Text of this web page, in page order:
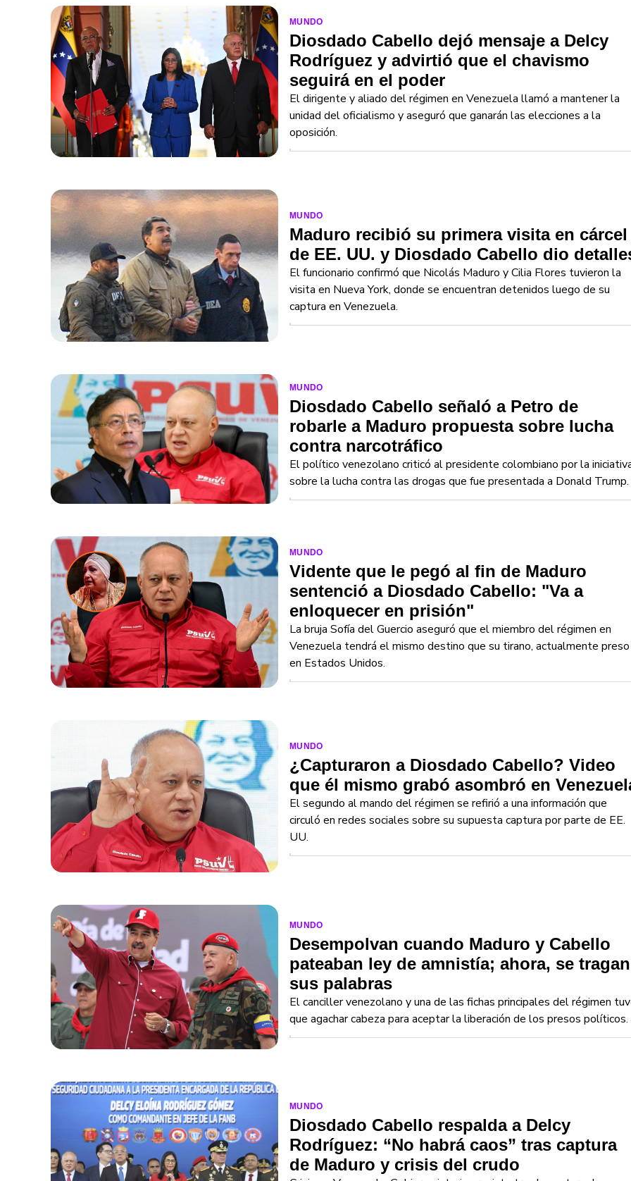
MUNDO
Diosdado Cabello dejó mensaje a Delcy
Rodríguez y advirtió que el chavismo
seguirá en el poder
El dirigente y aliado del régimen en Venezuela llamó a mantener la
unidad del oficialismo y aseguró que ganarán las elecciones a la
oposición.
MUNDO
Maduro recibió su primera visita en cárcel
de EE. UU. y Diosdado Cabello dio
El funcionario confirmó que Nicolás Maduro y Cilia Flores tuvieron la
visita en Nueva York, donde se encuentran detenidos luego de su
captura en Venezuela.
MUNDO
Diosdado Cabello señaló a Petro de
robarle a Maduro propuesta sobre lucha
contra narcotráfico
El político venezolano criticó al presidente colombiano por la
sobre la lucha contra las drogas que fue presentada a Donald Trump.
MUNDO
Vidente que le pegó al fin de Maduro
sentenció a Diosdado Cabello: "Va a
enloquecer en prisión"
La bruja Sofía del Guercio aseguró que el miembro del régimen en
Venezuela tendrá el mismo destino que su tirano, actualmente preso
en Estados Unidos.
MUNDO
¿Capturaron a Diosdado Cabello? Video
que él mismo grabó asombró en
El segundo al mando del régimen se refirió a una información que
circuló en redes sociales sobre su supuesta captura por parte de EE.
UU.
MUNDO
Desempolvan cuando Maduro y Cabello
pateaban ley de amnistía; ahora, se tragan
sus palabras
El canciller venezolano y una de las fichas principales del régimen
que agachar cabeza para aceptar la liberación de los presos políticos.
MUNDO
Diosdado Cabello respalda a Delcy
Rodríguez: “No habrá caos” tras captura
de Maduro y crisis del crudo